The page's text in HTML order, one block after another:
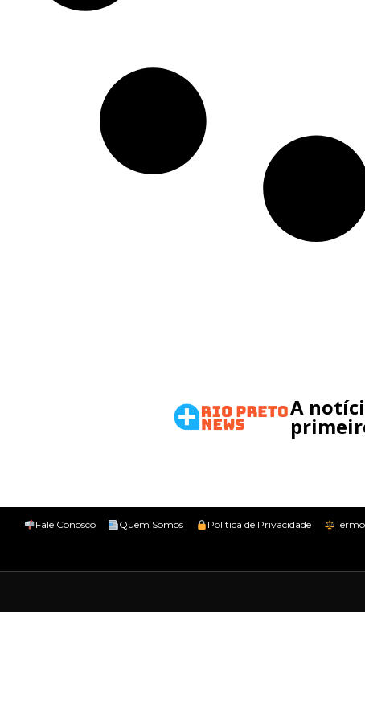
A
Fale Conosco Quem Somos Política de Privacidade